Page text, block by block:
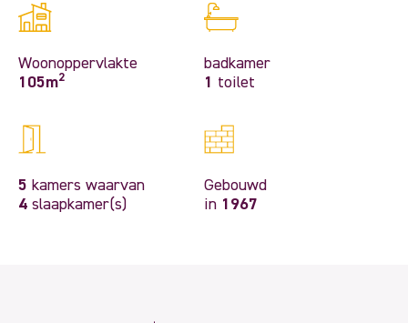
Woonoppervlakte
105m2
badkamer
1
toilet
5 kamers waarvan
4 slaapkamer(s)
Gebouwd
in 1967